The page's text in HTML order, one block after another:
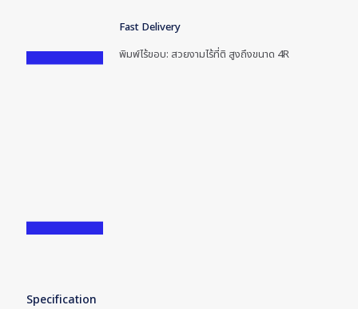
Fast Delivery
พิมพ์ไร้ขอบ: สวยงามไร้ที่ติ สูงถึงขนาด 4R
Specification